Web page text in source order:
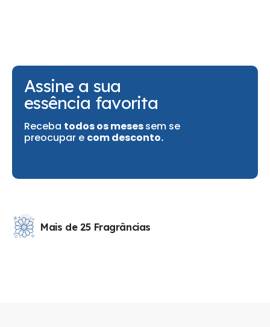
Assine a sua
essência favorita
Receba todos os mesessem se
preocupar e com desconto.
Mais de 25 Fragrâncias